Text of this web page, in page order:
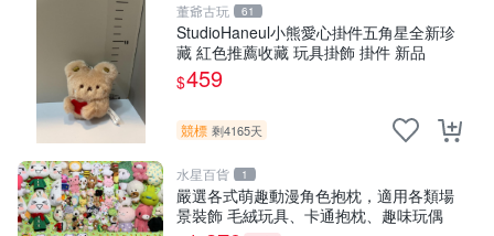
董爺古玩 61
StudioHaneul小熊愛心掛件五角星全新珍
藏 紅色推薦收藏 玩具掛飾 掛件 新品
$459
競標 剩4165天
水星百貨 1
嚴選各式萌趣動漫角色抱枕，適用各類場
景裝飾 毛絨玩具、卡通抱枕、趣味玩偶